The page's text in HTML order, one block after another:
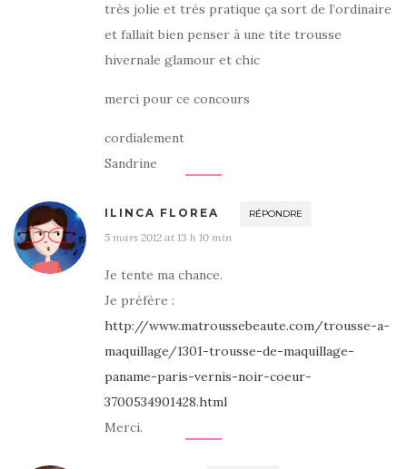
très jolie et très pratique ça sort de l’ordinaire
et fallait bien penser à une tite trousse
hivernale glamour et chic
merci pour ce concours
cordialement
Sandrine
ILINCA FLOREA RÉPONDRE
5 mars 2012 at 13 h 10 min
Je tente ma chance.
Je préfère :
http://www.matroussebeaute.com/trousse-a-
maquillage/1301-trousse-de-maquillage-
paname-paris-vernis-noir-coeur-
3700534901428.html
Merci.